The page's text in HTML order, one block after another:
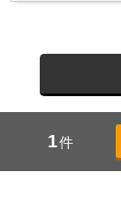
1件